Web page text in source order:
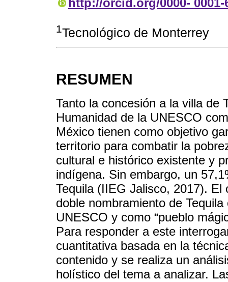
1Tecnológico de Monterrey
RESUMEN
Tanto la concesión a la villa de
Humanidad de la UNESCO
México tienen como objetivo
territorio para combatir la
cultural e histórico existente y
indígena. Sin embargo, un
Tequila (IIEG Jalisco, 2017).
doble nombramiento de
UNESCO y como “pueblo
Para responder a este
cuantitativa basada en la
contenido y se realiza un
holístico del tema a analizar.